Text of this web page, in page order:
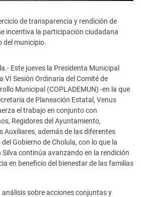
de transparencia y rendición de
incentiva la participación ciudadana
del municipio.
Este jueves la Presidenta Municipal
VI Sesión Ordinaria del Comité de
Municipal (COPLADEMUN) -en la que
de Planeación Estatal, Venus
el trabajo en conjunto con
Regidores del Ayuntamiento,
Auxiliares, además de las diferentes
Gobierno de Cholula, con lo que la
continúa avanzando en la rendición
en beneficio del bienestar de las familias
análisis sobre acciones conjuntas y